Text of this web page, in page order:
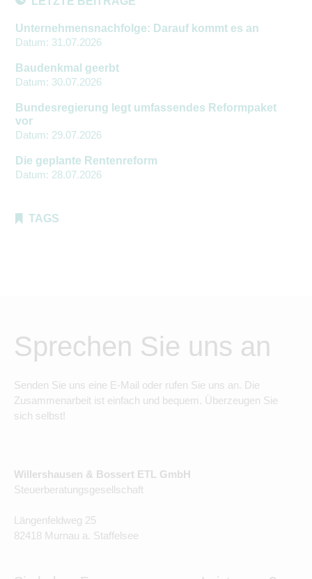
Unternehmensnachfolge: Darauf kommt es an
Datum: 31.07.2026
Baudenkmal geerbt
Datum: 30.07.2026
Bundesregierung legt umfassendes Reformpaket
vor
Datum: 29.07.2026
Die geplante Rentenreform
Datum: 28.07.2026
TAGS
Sprechen Sie uns an
Senden Sie uns eine E-Mail oder rufen Sie uns an. Die
Zusammenarbeit ist einfach und bequem. Überzeugen Sie
sich selbst!
Willershausen & Bossert ETL GmbH
Steuerberatungsgesellschaft
Längenfeldweg 25
82418 Murnau a. Staffelsee